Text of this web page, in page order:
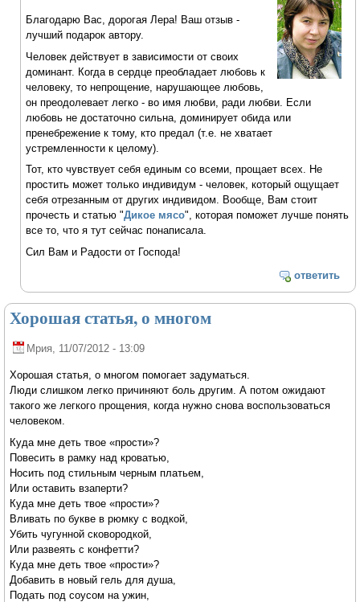
Благодарю Вас, дорогая Лера! Ваш отзыв -
лучший подарок автору.
Человек действует в зависимости от своих
доминант. Когда в сердце преобладает любовь к
человеку, то непрощение, нарушающее любовь,
он преодолевает легко - во имя любви, ради любви. Если
любовь не достаточно сильна, доминирует обида или
пренебрежение к тому, кто предал (т.е. не хватает
устремленности к целому).
Тот, кто чувствует себя единым со всеми, прощает всех. Не
простить может только индивидум - человек, который ощущает
себя отрезанным от других индивидом. Вообще, Вам стоит
прочесть и статью "Дикое мясо", которая поможет лучше понять
все то, что я тут сейчас понаписала.
Сил Вам и Радости от Господа!
ответить
Хорошая статья, о многом
Мрия, 11/07/2012 - 13:09
Хорошая статья, о многом помогает задуматься.
Люди слишком легко причиняют боль другим. А потом ожидают
такого же легкого прощения, когда нужно снова воспользоваться
человеком.
Куда мне деть твое «прости»?
Повесить в рамку над кроватью,
Носить под стильным черным платьем,
Или оставить взаперти?
Куда мне деть твое «прости»?
Вливать по букве в рюмку с водкой,
Убить чугунной сковородкой,
Или развеять с конфетти?
Куда мне деть твое «прости»?
Добавить в новый гель для душа,
Подать под соусом на ужин,